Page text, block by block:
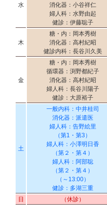
水
消化器：小谷祥仁
婦人科：水野由起
健診：伊藤聡子
木
糖・内：岡本秀樹
消化器：高村紀昭
健診内科：長谷川久美
金
糖・内：岡本秀樹
循環器：渕野都紀子
消化器：高村紀昭
婦人科：長谷川陽子
健診：大原裕子
土
一般内科：中井桂司
消化器：派遣医
婦人科：告野絵里
（第1・第3）
婦人科：小澤明日香
（第２・第４）
婦人科：阿部聡
（第２・第４）
（～13:00）
健診：多湖三重
日 （休診）